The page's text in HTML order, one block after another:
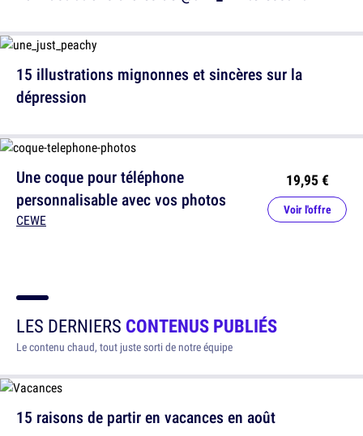
Une coque pour téléphone
personnalisable avec vos photos
CEWE
19,95 €
Voir l'offre
15 illustrations mignonnes et sincères sur la
dépression
LES DERNIERS CONTENUS PUBLIÉS
Le contenu chaud, tout juste sorti de notre équipe
15 raisons de partir en vacances en août